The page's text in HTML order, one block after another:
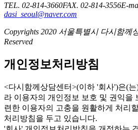
TEL. 02-814-3660FAX. 02-814-3556E-
dasi_seoul@naver.com
Copyrights 2020 서울특별시 다시함께
Reserved
개인정보처리방침
<다시함께상담센터>(이하 '회사')은(
라 이용자의 개인정보 보호 및 권익을
련한 이용자의 고충을 원활하게 처리
처리방침을 두고 있습니다.